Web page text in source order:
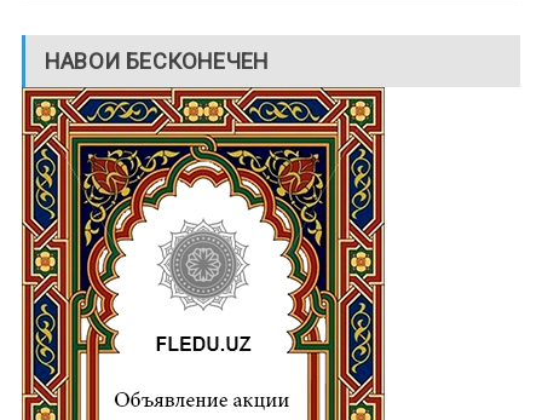
НАВОИ БЕСКОНЕЧЕН